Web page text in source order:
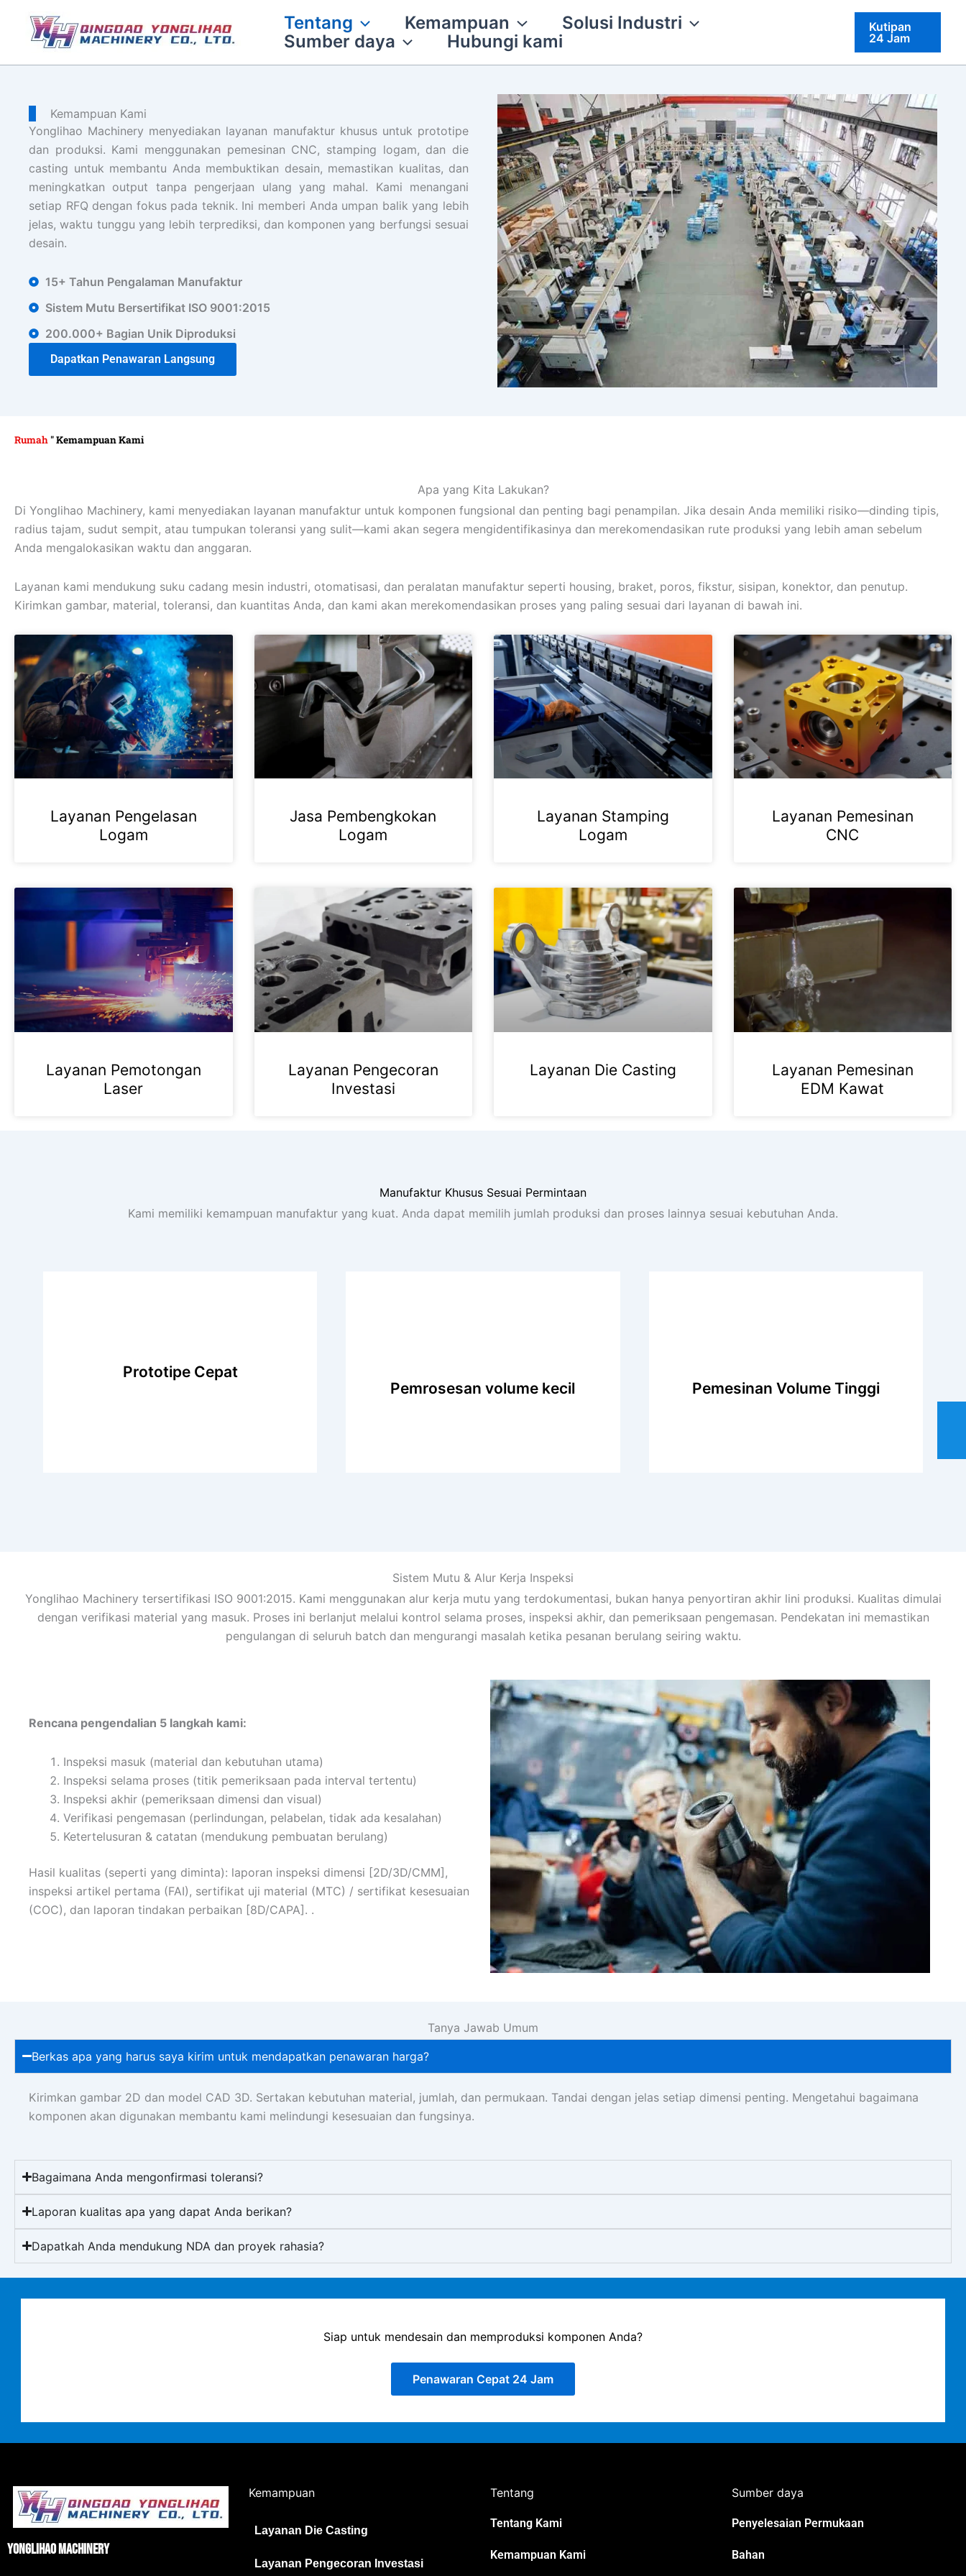
Tentang Kemampuan
Solusi Industri
Sumber daya
Hubungi kami
Kutipan
24 Jam
Kemampuan Kami
Yonglihao Machinery menyediakan layanan manufaktur khusus untuk prototipe
dan produksi. Kami menggunakan pemesinan CNC, stamping logam, dan die
casting untuk membantu Anda membuktikan desain, memastikan kualitas, dan
meningkatkan output tanpa pengerjaan ulang yang mahal. Kami menangani
setiap RFQ dengan fokus pada teknik. Ini memberi Anda umpan balik yang lebih
jelas, waktu tunggu yang lebih terprediksi, dan komponen yang berfungsi sesuai
desain.
15+ Tahun Pengalaman Manufaktur
Sistem Mutu Bersertifikat ISO 9001:2015
200.000+ Bagian Unik Diproduksi
Dapatkan Penawaran Langsung
Rumah "Kemampuan Kami
Apa yang Kita Lakukan?
Di Yonglihao Machinery, kami menyediakan layanan manufaktur untuk komponen fungsional dan penting bagi penampilan. Jika desain Anda memiliki risiko—dinding tipis,
radius tajam, sudut sempit, atau tumpukan toleransi yang sulit—kami akan segera mengidentifikasinya dan merekomendasikan rute produksi yang lebih aman sebelum
Anda mengalokasikan waktu dan anggaran.
Layanan kami mendukung suku cadang mesin industri, otomatisasi, dan peralatan manufaktur seperti housing, braket, poros, fikstur, sisipan, konektor, dan penutup.
Kirimkan gambar, material, toleransi, dan kuantitas Anda, dan kami akan merekomendasikan proses yang paling sesuai dari layanan di bawah ini.
Layanan Pengelasan
Logam
Jasa Pembengkokan
Logam
Layanan Stamping
Logam
Layanan Pemesinan
CNC
Layanan Pemotongan
Laser
Layanan Pengecoran
Investasi
Layanan Die Casting
Layanan Pemesinan
EDM Kawat
Manufaktur Khusus Sesuai Permintaan
Kami memiliki kemampuan manufaktur yang kuat. Anda dapat memilih jumlah produksi dan proses lainnya sesuai kebutuhan Anda.
Prototipe Cepat
prototipe untuk memvalidasi desain Anda atau
mempercepat pengembangan produk.
Pemrosesan volume kecil
komponen berkualitas untuk pesanan kecil
dengan solusi yang dapat disesuaikan dan
menggunakan metode manufaktur yang
efisien.
Pemesinan Volume Tinggi
memproduksi banyak komponen dengan tetap
menjaga kualitas dan pengiriman tepat waktu.
Sistem Mutu & Alur Kerja Inspeksi
Yonglihao Machinery tersertifikasi ISO 9001:2015. Kami menggunakan alur kerja mutu yang terdokumentasi, bukan hanya penyortiran akhir lini produksi. Kualitas dimulai
dengan verifikasi material yang masuk. Proses ini berlanjut melalui kontrol selama proses, inspeksi akhir, dan pemeriksaan pengemasan. Pendekatan ini memastikan
pengulangan di seluruh batch dan mengurangi masalah ketika pesanan berulang seiring waktu.
Rencana pengendalian 5 langkah kami:
Inspeksi masuk (material dan kebutuhan utama)
Inspeksi selama proses (titik pemeriksaan pada interval tertentu)
Inspeksi akhir (pemeriksaan dimensi dan visual)
Verifikasi pengemasan (perlindungan, pelabelan, tidak ada kesalahan)
Ketertelusuran & catatan (mendukung pembuatan berulang)
Hasil kualitas (seperti yang diminta): laporan inspeksi dimensi [2D/3D/CMM],
inspeksi artikel pertama (FAI), sertifikat uji material (MTC) / sertifikat kesesuaian
(COC), dan laporan tindakan perbaikan [8D/CAPA]. .
Tanya Jawab Umum
Berkas apa yang harus saya kirim untuk mendapatkan penawaran harga?
Kirimkan gambar 2D dan model CAD 3D. Sertakan kebutuhan material, jumlah, dan permukaan. Tandai dengan jelas setiap dimensi penting. Mengetahui bagaimana
komponen akan digunakan membantu kami melindungi kesesuaian dan fungsinya.
Bagaimana Anda mengonfirmasi toleransi?
Laporan kualitas apa yang dapat Anda berikan?
Dapatkah Anda mendukung NDA dan proyek rahasia?
Siap untuk mendesain dan memproduksi komponen Anda?
Penawaran Cepat 24 Jam
Yonglihao Machinery
Kemampuan
Layanan Die Casting
Layanan Pengecoran Investasi
Tentang
Tentang Kami
Kemampuan Kami
Sumber daya
Penyelesaian Permukaan
Bahan